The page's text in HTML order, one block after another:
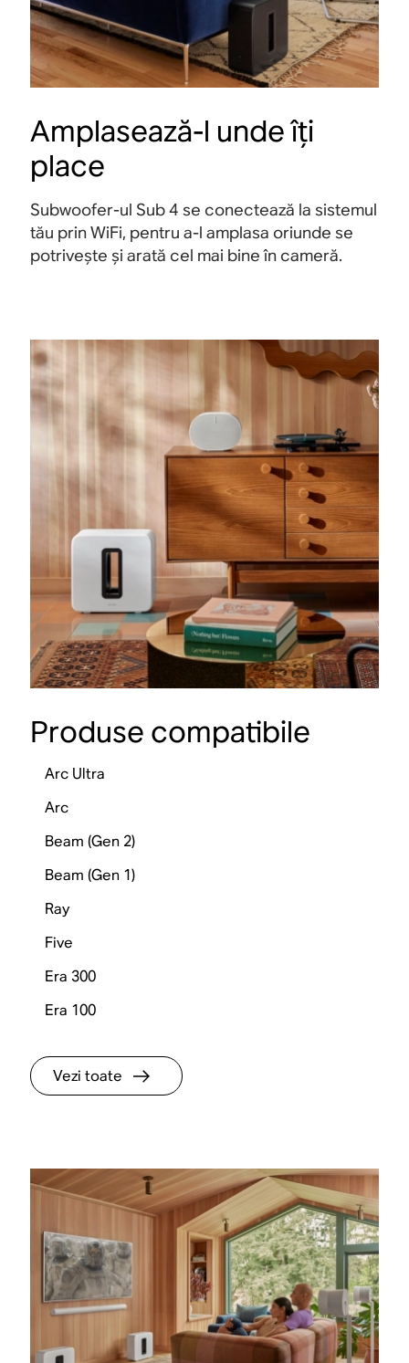
Amplasează-l unde îți
place
Subwoofer-ul Sub 4 se conectează la sistemul
tău prin WiFi, pentru a-l amplasa oriunde se
potrivește și arată cel mai bine în cameră.
Produse compatibile
Arc Ultra
Arc
Beam (Gen 2)
Beam (Gen 1)
Ray
Five
Era 300
Era 100
Vezi toate